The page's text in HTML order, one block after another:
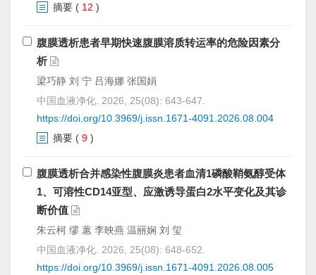
摘要 ( 12 )
腹膜透析患者早期快速腹膜溶质转运率的危险因素分
析
梁巧静 刘 宁 吕海娜 张国娟
中国血液净化. 2026, 25(08): 643-647.
https://doi.org/10.3969/j.issn.1671-4091.2026.08.004
摘要 ( 9 )
腹膜透析合并感染性腹膜炎患者血清1磷酸鞘氨醇受体
1、可溶性CD14亚型、应激诱导蛋白2水平变化及其诊
断价值
朱云柯 缪 蕙 李映燕 温丽娴 刘 玺
中国血液净化. 2026, 25(08): 648-652.
https://doi.org/10.3969/j.issn.1671-4091.2026.08.005